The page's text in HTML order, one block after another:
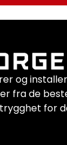
og
fra de
for